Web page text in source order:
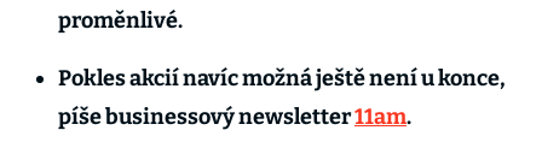
proměnlivé.
Pokles akcií navíc možná ještě není u konce,
píše businessový newsletter11am.